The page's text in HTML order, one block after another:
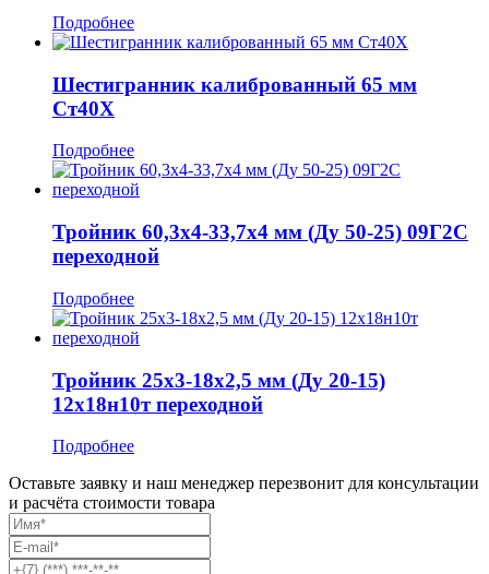
Подробнее
Шестигранник калиброванный 65 мм
Ст40Х
Подробнее
Тройник 60,3x4-33,7x4 мм (Ду 50-25) 09Г2С
переходной
Подробнее
Тройник 25x3-18x2,5 мм (Ду 20-15)
12х18н10т переходной
Подробнее
Оставьте заявку и наш менеджер перезвонит для консультации
и расчёта стоимости товара